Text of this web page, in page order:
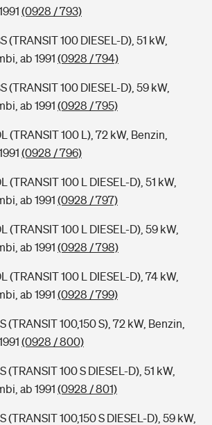
(0928 / 793)
(TRANSIT 100 DIESEL-D), 51 kW,
ab 1991 (0928 / 794)
(TRANSIT 100 DIESEL-D), 59 kW,
ab 1991 (0928 / 795)
(TRANSIT 100 L), 72 kW, Benzin,
(0928 / 796)
(TRANSIT 100 L DIESEL-D), 51 kW,
ab 1991 (0928 / 797)
(TRANSIT 100 L DIESEL-D), 59 kW,
ab 1991 (0928 / 798)
(TRANSIT 100 L DIESEL-D), 74 kW,
ab 1991 (0928 / 799)
(TRANSIT 100,150 S), 72 kW, Benzin,
(0928 / 800)
(TRANSIT 100 S DIESEL-D), 51 kW,
ab 1991 (0928 / 801)
(TRANSIT 100,150 S DIESEL-D), 59 kW,